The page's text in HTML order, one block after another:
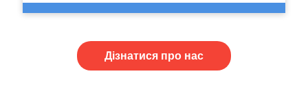
Дізнатися про нас